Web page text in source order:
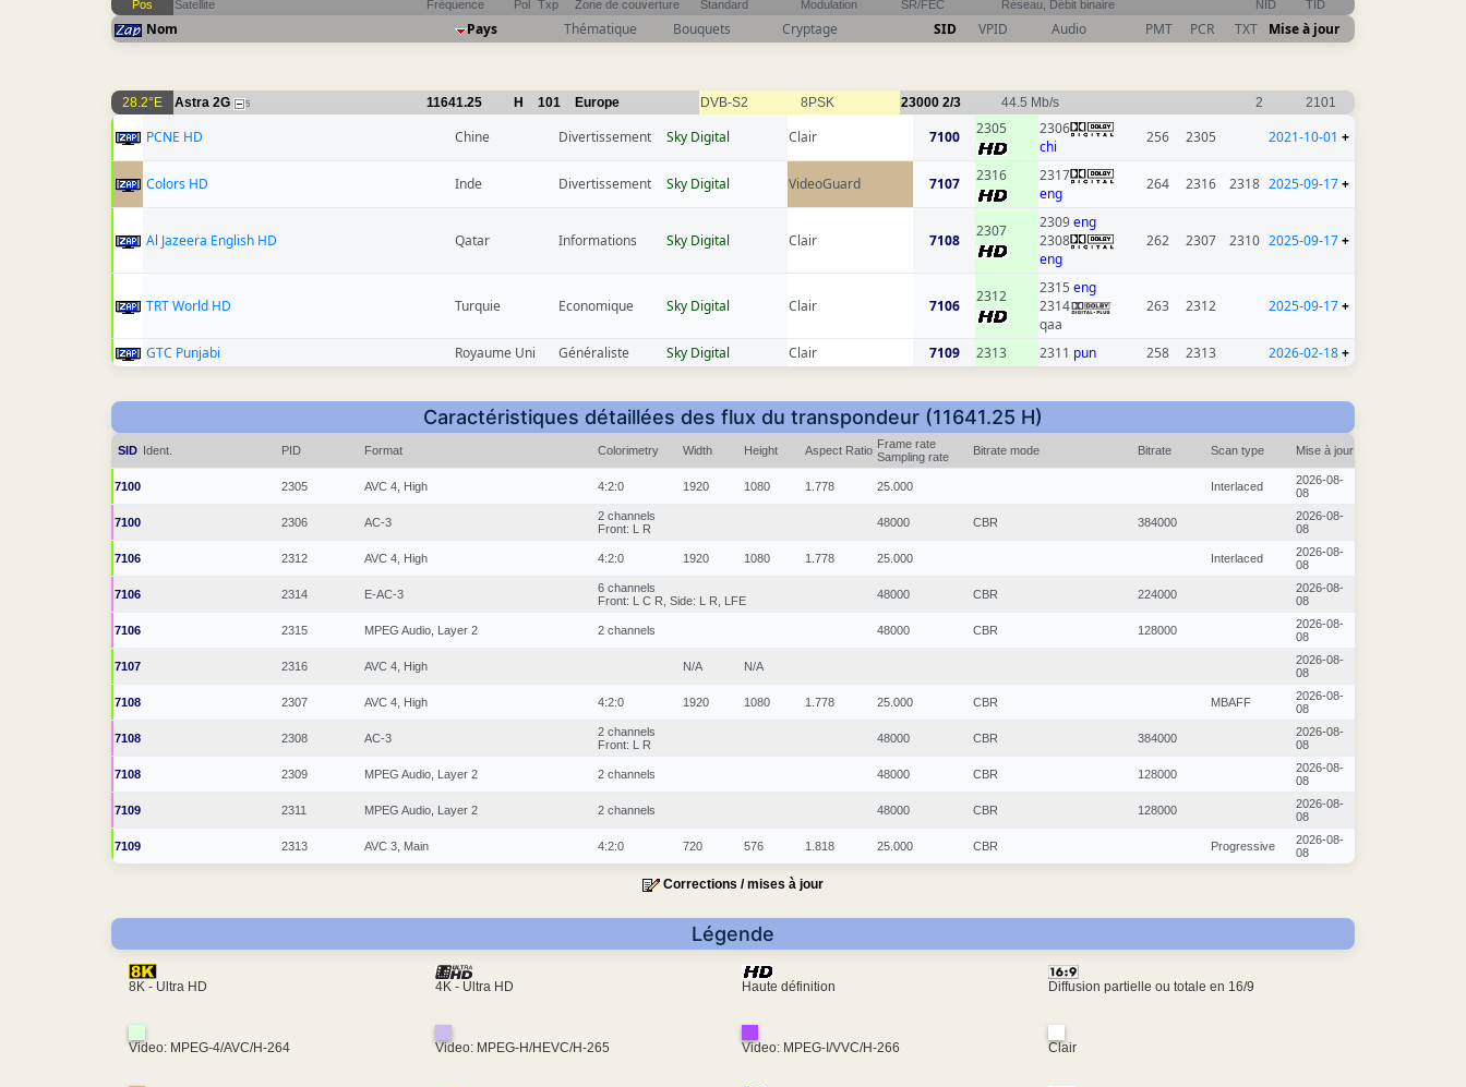
Pos Satellite Fréquence Pol Txp Zone de couverture Standard Modulation SR/FEC Réseau, Débit binaire NID TID
Nom Pays Thématique Bouquets Cryptage SID VPID Audio PMT PCR TXT Mise à jour
28.2°E Astra 2G 5 11641.25 H 101 Europe DVB-S2 8PSK 23000 2/3 44.5 Mb/s 2 2101
PCNE HD Chine Divertissement Sky Digital Clair 7100 2305
2306
chi
256 2305 2021-10-01 +
Colors HD Inde Divertissement Sky Digital VideoGuard 7107 2316
2317
eng
264 2316 2318 2025-09-17+
Al Jazeera English HD Qatar Informations Sky Digital Clair 7108
2307 2309eng
2308
eng
262 2307 2310 2025-09-17+
TRT World HD Turquie Economique Sky Digital Clair 7106
2312 2315 eng
2314
qaa
263 2312 2025-09-17+
GTC Punjabi Royaume Uni Généraliste Sky Digital Clair 7109 2313 2311 pun 258 2313 2026-02-18+
Caractéristiques détaillées des flux du transpondeur (11641.25 H)
SID Ident. PID Format Colorimetry Width Height Aspect Ratio Frame rate
Sampling rate
Bitrate mode Bitrate Scan type Mise à jour
7100 2305 AVC 4, High 4:2:0 1920 1080 1.778 25.000 Interlaced
2026-08-
08
7100 2306 AC-3
2 channels
Front: L R
48000 CBR 384000
2026-08-
08
7106 2312 AVC 4, High 4:2:0 1920 1080 1.778 25.000 Interlaced
2026-08-
08
7106 2314 E-AC-3
6 channels
Front: L C R, Side: L R, LFE
48000 CBR 224000
2026-08-
08
7106 2315 MPEG Audio, Layer 2 2 channels 48000 CBR 128000
2026-08-
08
7107 2316 AVC 4, High N/A N/A
2026-08-
08
7108 2307 AVC 4, High 4:2:0 1920 1080 1.778 25.000 CBR MBAFF
2026-08-
08
7108 2308 AC-3
2 channels
Front: L R
48000 CBR 384000
2026-08-
08
7108 2309 MPEG Audio, Layer 2 2 channels 48000 CBR 128000
2026-08-
08
7109 2311 MPEG Audio, Layer 2 2 channels 48000 CBR 128000
2026-08-
08
7109 2313 AVC 3, Main 4:2:0 720 576 1.818 25.000 CBR Progressive
2026-08-
08
Corrections / mises à jour
Légende
8K - Ultra HD 4K - Ultra HD Haute définition Diffusion partielle ou totale en 16/9
Video: MPEG-4/AVC/H-264 Video: MPEG-H/HEVC/H-265 Video: MPEG-I/VVC/H-266 Clair